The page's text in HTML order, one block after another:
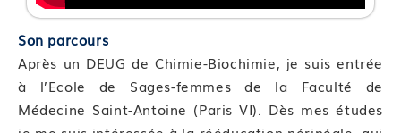
Son parcours
Après un DEUG de Chimie-Biochimie, je suis entrée
à l’Ecole de Sages-femmes de la Faculté de
Médecine Saint-Antoine (Paris VI). Dès mes études